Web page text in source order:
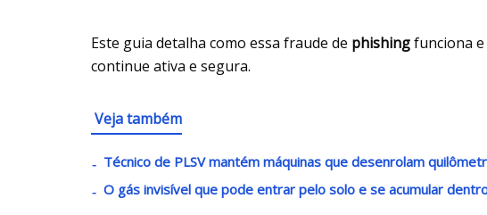
Este guia detalha como essa fraude de phishingfunciona
continue ativa e segura.
Veja também
Técnico de PLSV mantém máquinas que desenrolam
O gás invisível que pode entrar pelo solo e se acumular